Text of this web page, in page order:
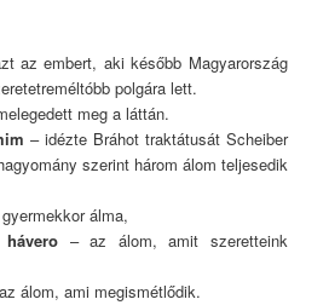
az embert, aki később Magyarország
polgára lett.
meg a láttán.
– idézte Bráhot traktátusát Scheiber
szerint három álom teljesedik
álma,
– az álom, amit szeretteink
álom, ami megismétlődik.